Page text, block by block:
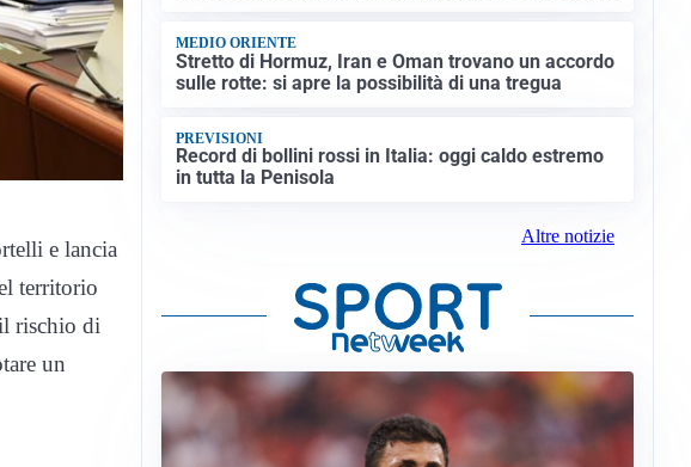
e lancia
territorio
rischio di
un
MEDIO ORIENTE
Stretto di Hormuz, Iran e Oman trovano un accordo
sulle rotte: si apre la possibilità di una tregua
PREVISIONI
Record di bollini rossi in Italia: oggi caldo estremo
in tutta la Penisola
Altre notizie